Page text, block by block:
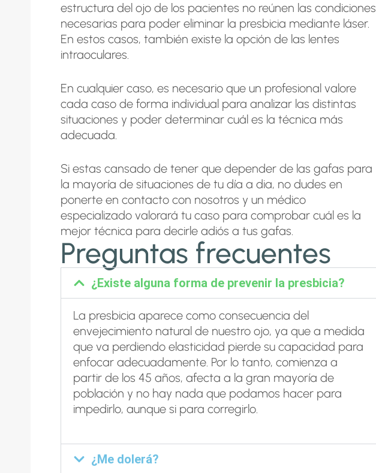
estructura del ojo de los pacientes no reúnen las condiciones
necesarias para poder eliminar la presbicia mediante láser.
En estos casos, también existe la opción de las lentes
intraoculares.
En cualquier caso, es necesario que un profesional valore
cada caso de forma individual para analizar las distintas
situaciones y poder determinar cuál es la técnica más
adecuada.
Si estas cansado de tener que depender de las gafas para
la mayoría de situaciones de tu día a dia, no dudes en
ponerte en contactocon nosotros y un médico
especializado valorará tu caso para comprobar cuál es la
mejor técnica para decirle adiós a tus gafas.
Preguntas frecuentes
¿Existe alguna forma de prevenir la presbicia?
La presbicia aparece como consecuencia del
envejecimiento natural de nuestro ojo, ya que a medida
que va perdiendo elasticidad pierde su capacidad para
enfocar adecuadamente. Por lo tanto, comienza a
partir de los 45 años, afecta a la gran mayoría de
población y no hay nada que podamos hacer para
impedirlo, aunque si para corregirlo.
¿Me dolerá?